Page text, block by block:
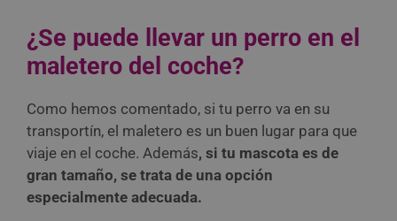
¿Se puede llevar un perro en el
maletero del coche?
Como hemos comentado, si tu perro va en su
transportín, el maletero es un buen lugar para que
viaje en el coche. Además, si tu mascota es de
gran tamaño, se trata de una opción
especialmente adecuada.